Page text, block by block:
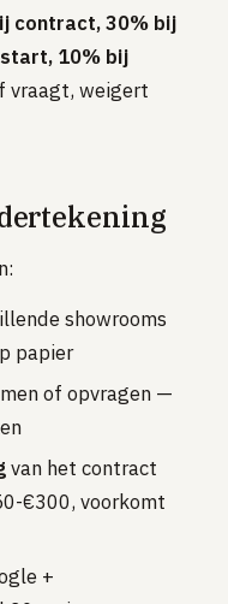
contract, 30% bij
10% bij
vraagt, weigert
showrooms
papier
of opvragen —
van het contract
€300, voorkomt
+